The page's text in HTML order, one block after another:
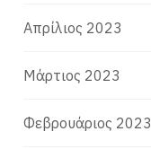
Απρίλιος 2023
Μάρτιος 2023
Φεβρουάριος 2023